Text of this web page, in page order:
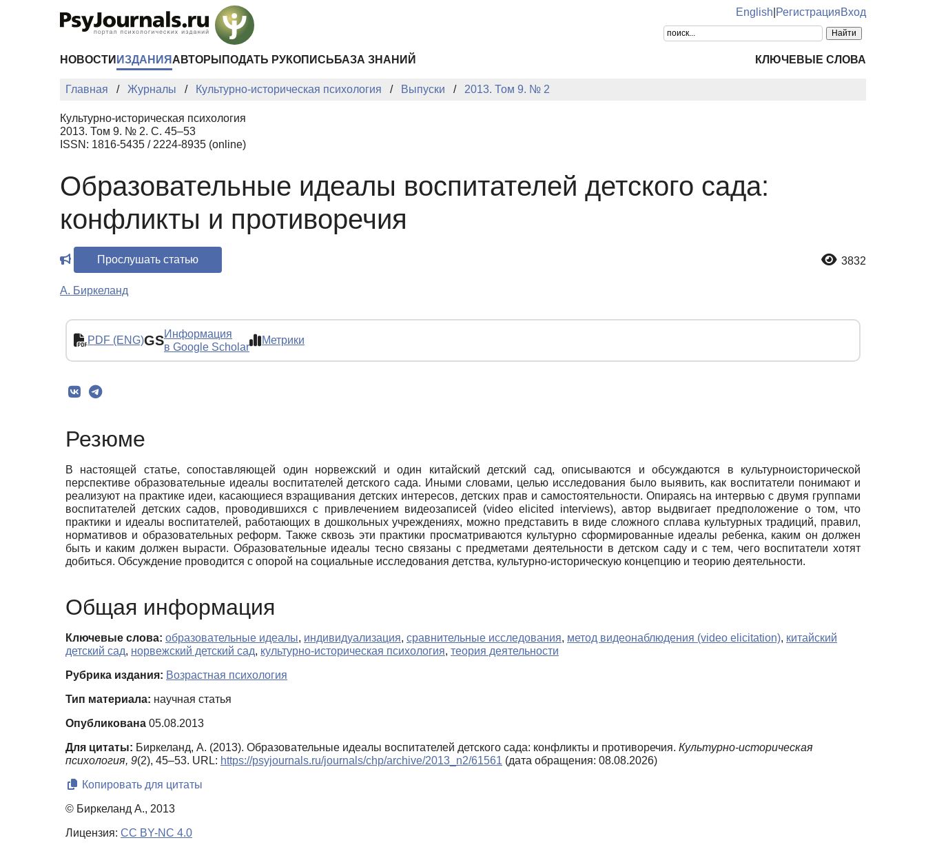
English РегистрацияВход
НОВОСТИ ИЗДАНИЯ АВТОРЫ ПОДАТЬ РУКОПИСЬ БАЗА ЗНАНИЙ КЛЮЧЕВЫЕ СЛОВА
Главная Журналы Культурно-историческая психология Выпуски 2013. Том 9. № 2
Культурно-историческая психология
2013. Том 9. № 2. С. 45–53
ISSN: 1816-5435 / 2224-8935 (online)
Образовательные идеалы воспитателей детского сада:
конфликты и противоречия
Прослушать статью 3832
А. Биркеланд
PDF (ENG)GSИнформация
в Google Scholar
Метрики
Резюме
В настоящей статье, сопоставляющей один норвежский и один китайский детский сад, описываются и обсуждаются в культурноисторической
перспективе образовательные идеалы воспитателей детского сада. Иными словами, целью исследования было выявить, как воспитатели понимают и
реализуют на практике идеи, касающиеся взращивания детских интересов, детских прав и самостоятельности. Опираясь на интервью с двумя группами
воспитателей детских садов, проводившихся с привлечением видеозаписей (video elicited interviews), автор выдвигает предположение о том, что
практики и идеалы воспитателей, работающих в дошкольных учреждениях, можно представить в виде сложного сплава культурных традиций, правил,
нормативов и образовательных реформ. Также сквозь эти практики просматриваются культурно сформированные идеалы ребенка, каким он должен
быть и каким должен вырасти. Образовательные идеалы тесно связаны с предметами деятельности в детском саду и с тем, чего воспитатели хотят
добиться. Обсуждение проводится с опорой на социальные исследования детства, культурно-историческую концепцию и теорию деятельности.
Общая информация
Ключевые слова: образовательные идеалы, индивидуализация, сравнительные исследования, метод видеонаблюдения (video elicitation), китайский
детский сад, норвежский детский сад, культурно-историческая психология, теория деятельности
Рубрика издания: Возрастная психология
Тип материала: научная статья
Опубликована 05.08.2013
Для цитаты: Биркеланд, А. (2013). Образовательные идеалы воспитателей детского сада: конфликты и противоречия. Культурно-историческая
психология, 9(2), 45–53. URL: https://psyjournals.ru/journals/chp/archive/2013_n2/61561 (дата обращения: 08.08.2026)
Копировать для цитаты
© Биркеланд А., 2013
Лицензия: CC BY-NC 4.0